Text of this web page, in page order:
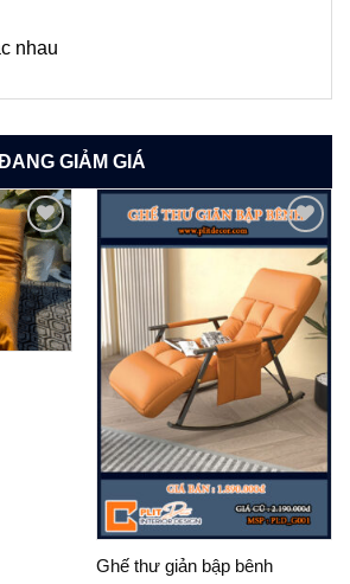
nhau
GIẢM GIÁ
Add to
wishlist
Add to
wishlist
Ghế thư giản bập bênh